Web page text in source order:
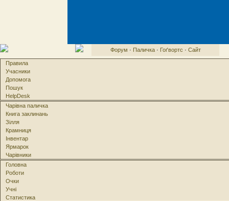
Форум · Паличка· Гоґвортс · Сайт
Правила
Учасники
Допомога
Пошук
HelpDesk
Чарівна паличка
Книга заклинань
Зілля
Крамниця
Інвентар
Ярмарок
Чарівники
Головна
Роботи
Очки
Учні
Статистика